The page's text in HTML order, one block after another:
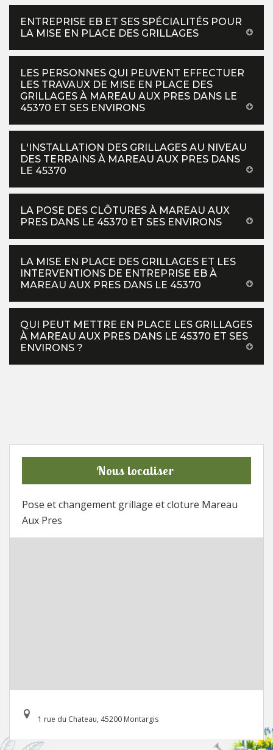
ENTREPRISE EB ET SES SPÉCIALITÉS POUR
LA MISE EN PLACE DES GRILLAGES
LES PERSONNES QUI PEUVENT EFFECTUER
LES TRAVAUX DE MISE EN PLACE DES
GRILLAGES À MAREAU AUX PRES DANS LE
45370 ET SES ENVIRONS
L'INSTALLATION DES GRILLAGES AU NIVEAU
DES TERRAINS À MAREAU AUX PRES DANS
LE 45370
LA POSE DES CLÔTURES À MAREAU AUX
PRES DANS LE 45370 ET SES ENVIRONS
LA MISE EN PLACE DES GRILLAGES ET LES
INTERVENTIONS DE ENTREPRISE EB À
MAREAU AUX PRES DANS LE 45370
QUI PEUT METTRE EN PLACE LES GRILLAGES
À MAREAU AUX PRES DANS LE 45370 ET SES
ENVIRONS ?
Nous localiser
Pose et changement grillage et cloture Mareau
Aux Pres
1 rue du Chateau, 45200 Montargis